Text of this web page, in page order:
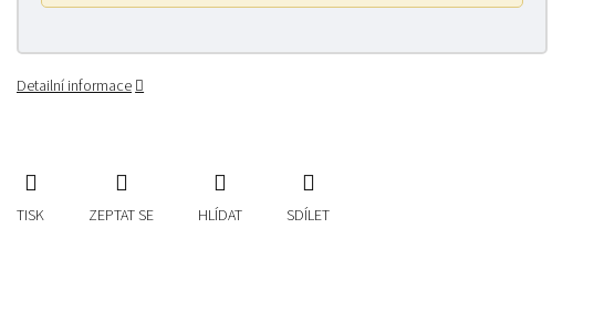
Detailní informace
TISK ZEPTAT SE HLÍDAT SDÍLET